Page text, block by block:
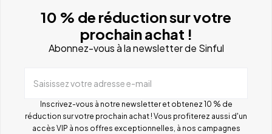
10 % de réduction sur votre
prochain achat !
Abonnez-vous à la newsletter de Sinful
Saisissez votre adresse e-mail
Inscrivez-vous à notre newsletter et obtenez 10 % de
réduction sur votre prochain achat ! Vous profiterez aussi d'un
accès VIP à nos offres exceptionnelles, à nos campagnes